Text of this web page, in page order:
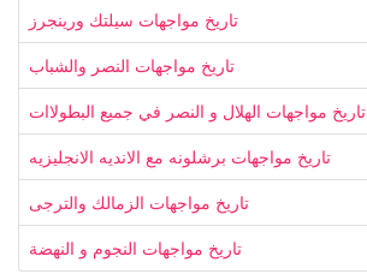
تاريخ مواجهات سيلتك ورينجرز
تاريخ مواجهات النصر والشباب
تاريخ مواجهات الهلال و النصر في جميع البطولاات
تاريخ مواجهات برشلونه مع الانديه الانجليزيه
تاريخ مواجهات الزمالك والترجى
تاريخ مواجهات النجوم و النهضة